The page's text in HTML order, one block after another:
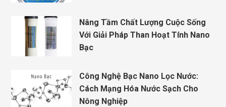
Nâng Tầm Chất Lượng Cuộc Sống
Với Giải Pháp Than Hoạt Tính Nano
Bạc
Công Nghệ Bạc Nano Lọc Nước:
Cách Mạng Hóa Nước Sạch Cho
Nông Nghiệp